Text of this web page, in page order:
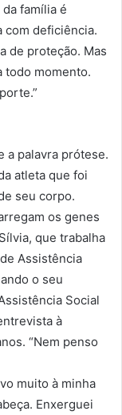
família é
com deficiência.
de proteção. Mas
todo momento.
a palavra prótese.
atleta que foi
seu corpo.
os genes
que trabalha
Assistência
o seu
Social
à
“Nem penso
muito à minha
Enxerguei